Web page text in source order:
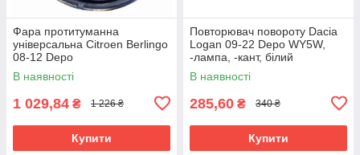
Фара протитуманна
універсальна Citroen Berlingo
08-12 Depo
В наявності
1 029,84 ₴ 1 226 ₴
Купити
Повторювач повороту Dacia
Logan 09-22 Depo WY5W,
-лампа, -кант, білий
В наявності
285,60 ₴ 340 ₴
Купити